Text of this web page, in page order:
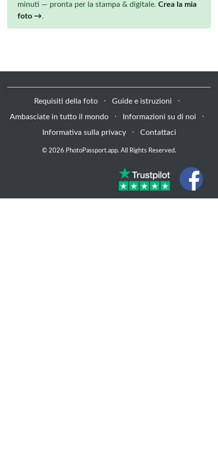
minuti — pronta per la stampa & digitale. Crea la mia
foto →.
Requisiti della foto ⋅ Guide e istruzioni
⋅
Ambasciate in tutto il mondo
⋅ Informazioni su di noi
⋅
Informativa sulla privacy
⋅ Contattaci
© 2026 PhotoPassport.app. All Rights Reserved.